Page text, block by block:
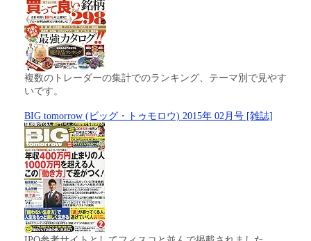
複数のトレーダーの集計でのランキング、テーマ別で見やす
いです。
BIG tomorrow (ビッグ・トゥモロウ) 2015年 02月号 [雑誌]